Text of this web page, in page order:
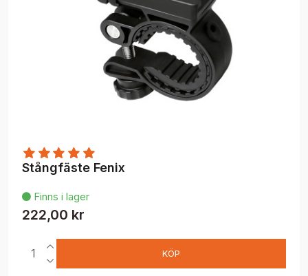
 Finns i lager
Stångfäste Fenix
222,00 kr
KÖP